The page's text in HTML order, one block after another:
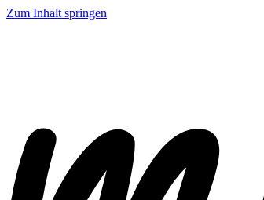
Zum Inhalt springen